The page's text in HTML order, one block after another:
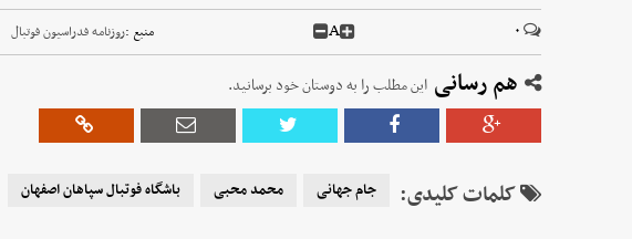
۰ A منبع :روزنامه فدراسیون فوتبال
هم رسانی این مطلب را به دوستان خود برسانید.
کلمات کلیدی: جام جهانی محمد محبی باشگاه فوتبال سپاهان اصفهان